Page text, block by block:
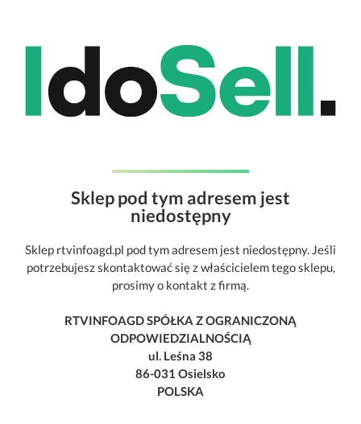
Sklep pod tym adresem jest
niedostępny
Sklep rtvinfoagd.pl pod tym adresem jest niedostępny. Jeśli
potrzebujesz skontaktować się z właścicielem tego sklepu,
prosimy o kontakt z firmą.
RTVINFOAGD SPÓŁKA Z OGRANICZONĄ
ODPOWIEDZIALNOŚCIĄ
ul. Leśna 38
86-031 Osielsko
POLSKA